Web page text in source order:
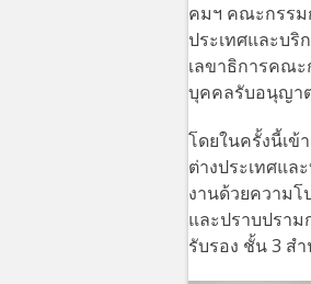
คมฯ คณะกรรม
ประเทศและบริ
เลขาธิการคณะ
บุคคลรับอนุญา
โดยในครั้งนี้เข้
ต่างประเทศแล
งานด้วยความโ
และปราบปรา
รับรอง ชั้น 3 ส